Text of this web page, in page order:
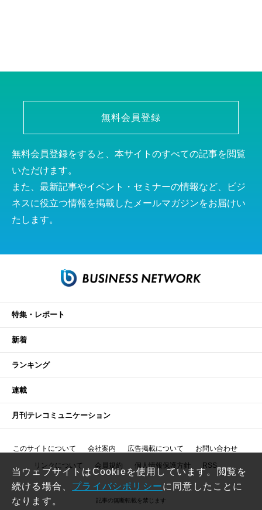
無料会員登録
無料会員登録をすると、本サイトのすべての記事を閲覧
いただけます。
また、最新記事やイベント・セミナーの情報など、ビジ
ネスに役立つ情報を掲載したメールマガジンをお届けい
たします。
特集・レポート
新着
ランキング
連載
月刊テレコミュニケーション
このサイトについて 会社案内 広告掲載について お問い合わせ
リンクについて 会員規約 個人情報保護方針 RSS
記事の無断転載を禁じます
当ウェブサイトはCookieを使用しています。閲覧を
続ける場合、 プライバシポリシーに同意したことに
なります。